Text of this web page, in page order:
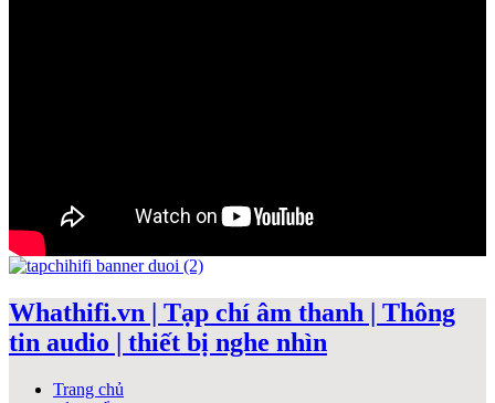
Whathifi.vn | Tạp chí âm thanh | Thông
tin audio | thiết bị nghe nhìn
Trang chủ